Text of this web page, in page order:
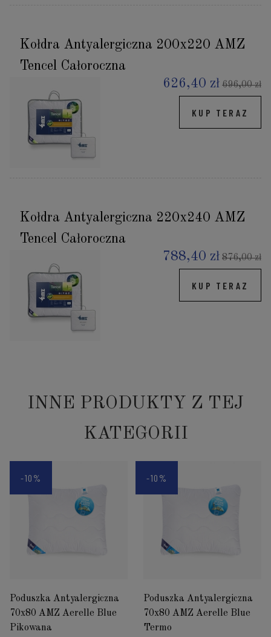
Kołdra Antyalergiczna 200x220 AMZ
Tencel Całoroczna
626,40 zł 696,00 zł
KUP TERAZ
Kołdra Antyalergiczna 220x240 AMZ
Tencel Całoroczna
788,40 zł 876,00 zł
KUP TERAZ
INNE PRODUKTY Z TEJ
KATEGORII
Poduszka Antyalergiczna
70x80 AMZ Aerelle Blue
Pikowana
-10%
Poduszka Antyalergiczna
70x80 AMZ Aerelle Blue
Termo
-10%